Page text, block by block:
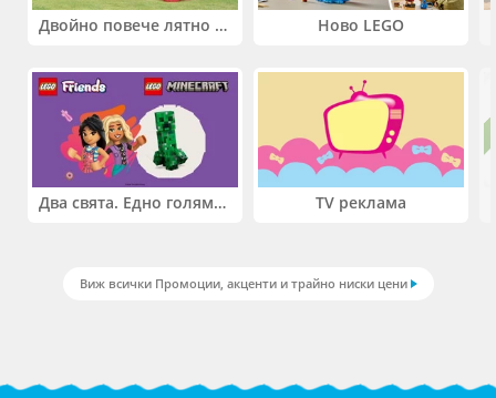
Двойно повече лятно забавление! Купи 2 продукта INTEX и вземи -33%
Два свята. Едно голямо приключение. Купи 2 продукта LEGO® Friends и/или LEGO® Minecraft и вземи -27%
Ново LEGO
TV реклама
Виж всички Промоции, акценти и трайно ниски цени